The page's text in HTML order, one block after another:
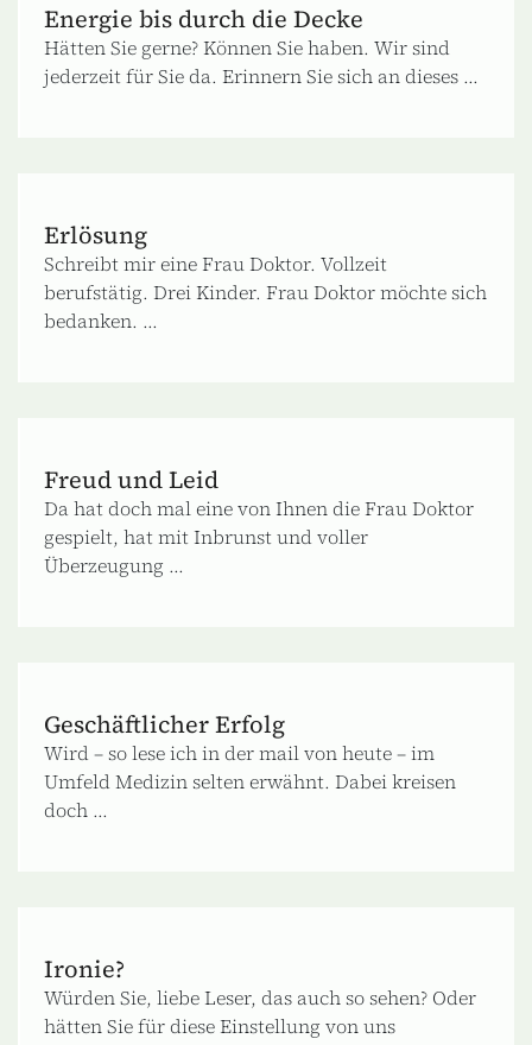
Energie bis durch die Decke
Hätten Sie gerne? Können Sie haben. Wir sind
jederzeit für Sie da. Erinnern Sie sich an dieses ...
Erlösung
Schreibt mir eine Frau Doktor. Vollzeit
berufstätig. Drei Kinder. Frau Doktor möchte sich
bedanken. ...
Freud und Leid
Da hat doch mal eine von Ihnen die Frau Doktor
gespielt, hat mit Inbrunst und voller
Überzeugung ...
Geschäftlicher Erfolg
Wird – so lese ich in der mail von heute – im
Umfeld Medizin selten erwähnt. Dabei kreisen
doch ...
Ironie?
Würden Sie, liebe Leser, das auch so sehen? Oder
hätten Sie für diese Einstellung von uns